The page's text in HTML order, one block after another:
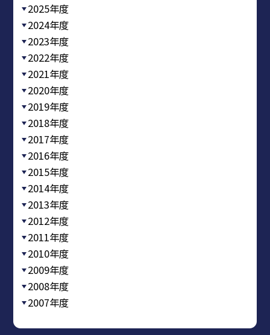
2025年度
2024年度
2023年度
2022年度
2021年度
2020年度
2019年度
2018年度
2017年度
2016年度
2015年度
2014年度
2013年度
2012年度
2011年度
2010年度
2009年度
2008年度
2007年度